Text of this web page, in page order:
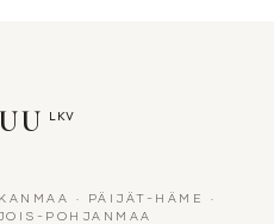
LKV
· PÄIJÄT-HÄME
·
POHJANMAA